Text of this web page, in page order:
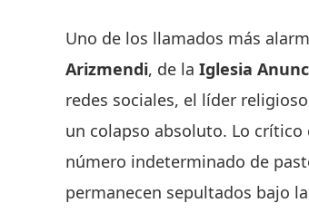
Uno de los llamados más
Arizmendi, de la Iglesia
redes sociales, el líder
un colapso absoluto. Lo
número indeterminado de
permanecen sepultados bajo